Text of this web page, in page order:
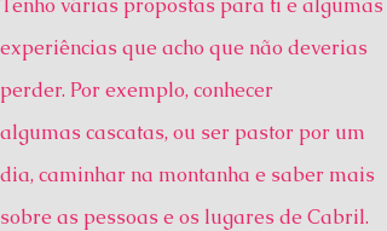
Tenho várias propostas para ti e algumas
experiências que acho que não deverias
perder. Por exemplo, conhecer
algumas cascatas, ou ser pastor por um
dia, caminhar na montanha e saber mais
sobre as pessoas e os lugares de Cabril.